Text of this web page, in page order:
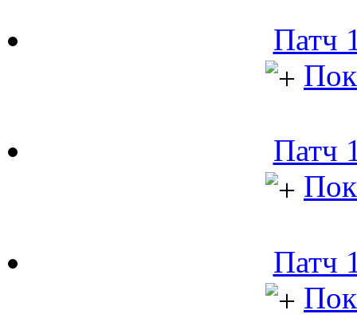
Патч
Патч
Патч